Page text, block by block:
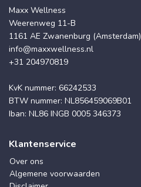
Maxx Wellness
Weerenweg 11-B
1161 AE Zwanenburg (Amsterdam)
info@maxxwellness.nl
+31 204970819
KvK nummer: 66242533
BTW nummer: NL856459069B01
Iban: NL86 INGB 0005 346373
Klantenservice
Over ons
Algemene voorwaarden